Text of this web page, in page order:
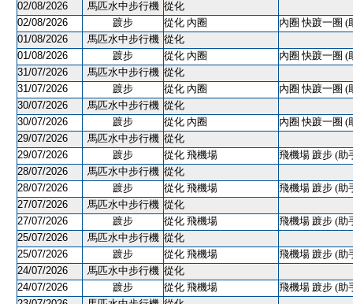
02/08/2026
馬匹水中步行機 從化
02/08/2026
踱步 從化 內圈
內圈 快踱一圈 (
01/08/2026
馬匹水中步行機 從化
01/08/2026
踱步 從化 內圈
內圈 快踱一圈 (
31/07/2026
馬匹水中步行機 從化
31/07/2026
踱步 從化 內圈
內圈 快踱一圈 (
30/07/2026
馬匹水中步行機 從化
30/07/2026
踱步 從化 內圈
內圈 快踱一圈 (
29/07/2026
馬匹水中步行機 從化
29/07/2026
踱步 從化 飛機場
飛機場 踱步 (助
28/07/2026
馬匹水中步行機 從化
28/07/2026
踱步 從化 飛機場
飛機場 踱步 (助
27/07/2026
馬匹水中步行機 從化
27/07/2026
踱步 從化 飛機場
飛機場 踱步 (助
25/07/2026
馬匹水中步行機 從化
25/07/2026
踱步 從化 飛機場
飛機場 踱步 (助
24/07/2026
馬匹水中步行機 從化
24/07/2026
踱步 從化 飛機場
飛機場 踱步 (助